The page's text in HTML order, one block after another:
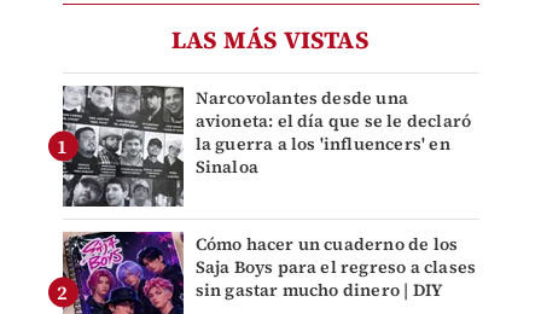
LAS MÁS VISTAS
Narcovolantes desde una
avioneta: el día que se le declaró
la guerra a los 'influencers' en
Sinaloa
Cómo hacer un cuaderno de los
Saja Boys para el regreso a clases
sin gastar mucho dinero | DIY